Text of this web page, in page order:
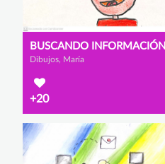
BUSCANDO INFORMACIÓN
Dibujos, María
+20